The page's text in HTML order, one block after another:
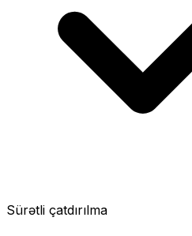
Sürətli çatdırılma